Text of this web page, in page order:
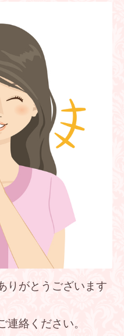
りがとうございます
絡ください。